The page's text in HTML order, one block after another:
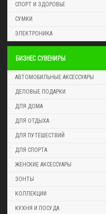
СПОРТ И ЗДОРОВЬЕ
СУМКИ
ЭЛЕКТРОНИКА
БИЗНЕС СУВЕНИРЫ
АВТОМОБИЛЬНЫЕ АКСЕССУАРЫ
ДЕЛОВЫЕ ПОДАРКИ
ДЛЯ ДОМА
ДЛЯ ОТДЫХА
ДЛЯ ПУТЕШЕСТВИЙ
ДЛЯ СПОРТА
ЖЕНСКИЕ АКСЕССУАРЫ
ЗОНТЫ
КОЛЛЕКЦИИ
КУХНЯ И ПОСУДА